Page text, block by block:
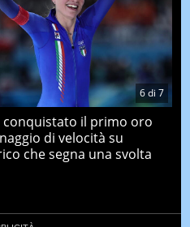
6di 7
conquistato il primo oro
di velocità su
che segna una svolta